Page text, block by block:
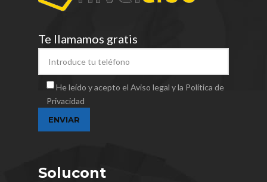
Te llamamos gratis
He leído y acepto el Aviso legal y la Política de
Privacidad
Solucont